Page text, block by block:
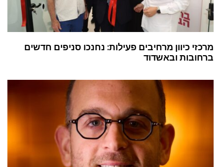
מרכזי כיוון מרחיבים פעילות: נחנכו סניפים חדשים
ברחובות ובאשדוד